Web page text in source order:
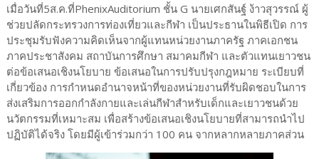
เมื่อวันที่5ส.ค.ที่PhenixAuditorium ชั้น G นายเศกสันฐ์ ง้าวสุวรรณ์ ผู้
ช่วยปลัดกระทรวงการท่องเที่ยวและกีฬา เป็นประธานในพิธีเปิด ​การ
ประชุมรับฟังความคิดเห็นจากผู้แทนหน่วยงานภาครัฐ ภาคเอกชน
ภาคประชาสังคม สถาบันการศึกษา สมาคมกีฬา และตัวแทนเยาวชน
ต่อข้อเสนอเชิงนโยบาย ข้อเสนอในการปรับปรุงกฎหมาย ระเบียบที่
เกี่ยวข้อง การกำหนดอำนาจหน้าที่ของหน่วยงานที่รับผิดชอบในการ
ส่งเสริมการออกกำลังกายและเล่นกีฬาสำหรับเด็กและเยาวชนด้วย
นวัตกรรมที่เหมาะสม เพื่อสร้างข้อเสนอเชิงนโยบายที่สามารถนำไป
ปฏิบัติได้จริง โดยมีผู้เข้าร่วมกว่า 100 คน จากหลากหลายภาคส่วน